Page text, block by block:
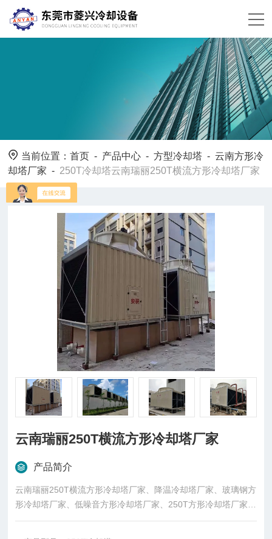
当前位置：首页 - 产品中心 -方型冷却塔 -云南方形冷
却塔厂家 - 250T冷却塔云南瑞丽250T横流方形冷却塔厂家
云南瑞丽250T横流方形冷却塔厂家
产品简介
云南瑞丽250T横流方形冷却塔厂家、降温冷却塔厂家、玻璃钢方
形冷却塔厂家、低噪音方形冷却塔厂家、250T方形冷却塔厂家、
250T降温冷却塔厂家、LXR-250L/SB横流方形冷却塔厂家生